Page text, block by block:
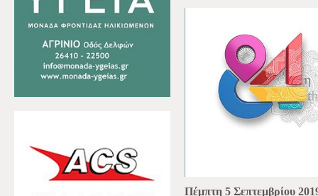
Πέμπτη 5 Σεπτεμβρίου